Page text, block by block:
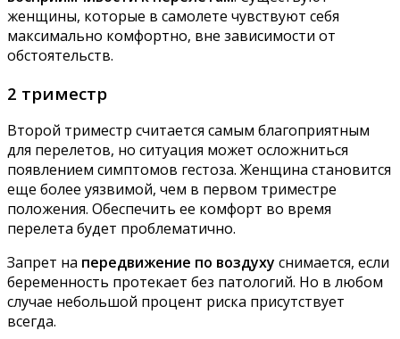
женщины, которые в самолете чувствуют себя
максимально комфортно, вне зависимости от
обстоятельств.
2 триместр
Второй триместр считается самым благоприятным
для перелетов, но ситуация может осложниться
появлением симптомов гестоза. Женщина становится
еще более уязвимой, чем в первом триместре
положения. Обеспечить ее комфорт во время
перелета будет проблематично.
Запрет на передвижение по воздуху снимается, если
беременность протекает без патологий. Но в любом
случае небольшой процент риска присутствует
всегда.